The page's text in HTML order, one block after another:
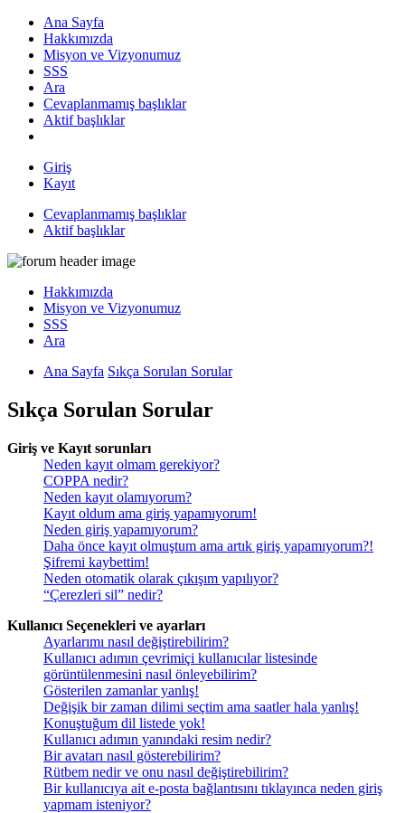
Ana Sayfa
Hakkımızda
Misyon ve Vizyonumuz
SSS
Ara
Cevaplanmamış başlıklar
Aktif başlıklar
Giriş
Kayıt
Cevaplanmamış başlıklar
Aktif başlıklar
Hakkımızda
Misyon ve Vizyonumuz
SSS
Ara
Ana Sayfa Sıkça Sorulan Sorular
Sıkça Sorulan Sorular
Giriş ve Kayıt sorunları
Neden kayıt olmam gerekiyor?
COPPA nedir?
Neden kayıt olamıyorum?
Kayıt oldum ama giriş yapamıyorum!
Neden giriş yapamıyorum?
Daha önce kayıt olmuştum ama artık giriş yapamıyorum?!
Şifremi kaybettim!
Neden otomatik olarak çıkışım yapılıyor?
“Çerezleri sil” nedir?
Kullanıcı Seçenekleri ve ayarları
Ayarlarımı nasıl değiştirebilirim?
Kullanıcı adımın çevrimiçi kullanıcılar listesinde
görüntülenmesini nasıl önleyebilirim?
Gösterilen zamanlar yanlış!
Değişik bir zaman dilimi seçtim ama saatler hala yanlış!
Konuştuğum dil listede yok!
Kullanıcı adımın yanındaki resim nedir?
Bir avatarı nasıl gösterebilirim?
Rütbem nedir ve onu nasıl değiştirebilirim?
Bir kullanıcıya ait e-posta bağlantısını tıklayınca neden giriş
yapmam isteniyor?